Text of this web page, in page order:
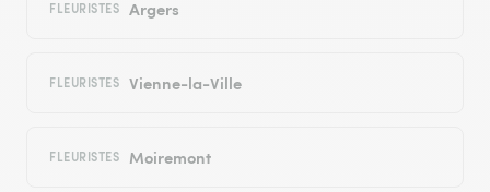
FLEURISTES Argers
FLEURISTES Vienne-la-Ville
FLEURISTES Moiremont